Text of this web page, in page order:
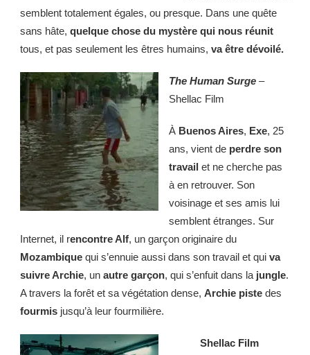
semblent totalement égales, ou presque. Dans une quête
sans hâte, quelque chose du mystère qui nous réunit
tous, et pas seulement les êtres humains, va être dévoilé.
The Human Surge –
Shellac Film
À Buenos Aires, Exe, 25
ans, vient de perdre son
travail et ne cherche pas
à en retrouver. Son
voisinage et ses amis lui
semblent étranges. Sur
Internet, il rencontre Alf, un garçon originaire du
Mozambique qui s’ennuie aussi dans son travail et qui va
suivre Archie, un autre garçon, qui s’enfuit dans la jungle.
A travers la forêt et sa végétation dense, Archie piste des
fourmis jusqu’à leur fourmilière.
Shellac Film